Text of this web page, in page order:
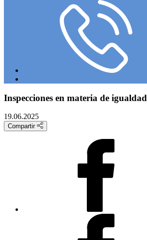
Inspecciones en materia de igualdad
19.06.2025
Compartir